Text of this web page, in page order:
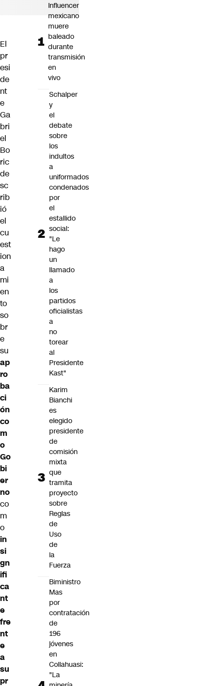
El
pr
esi
de
nt
e
Ga
bri
el
Bo
ric
de
sc
rib
ió
el
cu
est
ion
a
mi
en
to
so
br
e
su
ap
ro
ba
ci
ón
co
m
o
Go
bi
er
no
co
m
o
in
si
gn
ifi
ca
nt
e
fre
nt
e
a
su
pr
Influencer
mexicano
muere
baleado
durante
transmisión
en
vivo
Schalper
y
el
debate
sobre
los
indultos
a
uniformados
condenados
por
el
estallido
social:
"Le
hago
un
llamado
a
los
partidos
oficialistas
a
no
torear
al
Presidente
Kast"
Karim
Bianchi
es
elegido
presidente
de
comisión
mixta
que
tramita
proyecto
sobre
Reglas
de
Uso
de
la
Fuerza
Biministro
Mas
por
contratación
de
196
jóvenes
en
Collahuasi:
"La